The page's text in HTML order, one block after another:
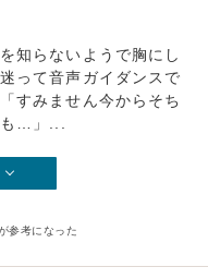
知らないようで胸にし
って音声ガイダンスで
すみません今からそち
…」...
参考になった